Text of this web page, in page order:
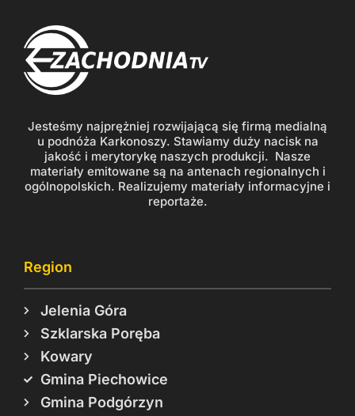
Jesteśmy najprężniej rozwijającą się firmą medialną
u podnóża Karkonoszy. Stawiamy duży nacisk na
jakość i merytorykę naszych produkcji. Nasze
materiały emitowane są na antenach regionalnych i
ogólnopolskich. Realizujemy materiały informacyjne i
reportaże.
Region
Jelenia Góra
Szklarska Poręba
Kowary
Gmina Piechowice
Gmina Podgórzyn